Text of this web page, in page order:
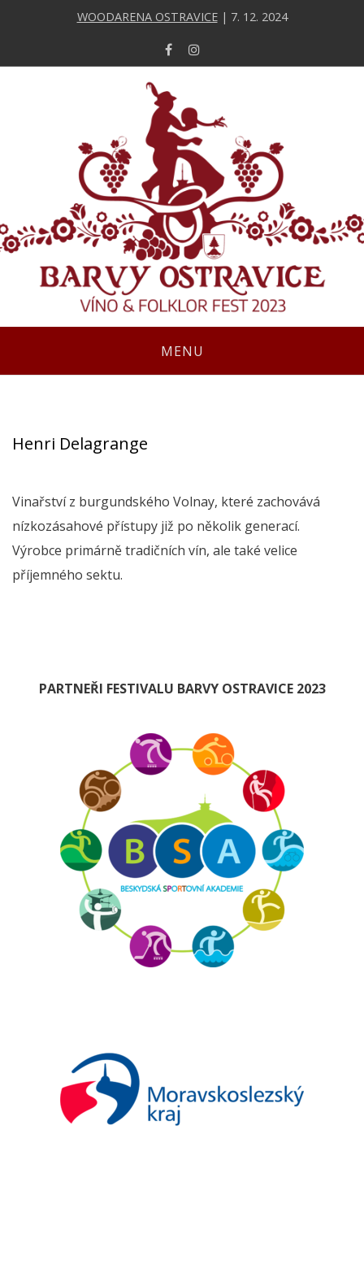
WOODARENA OSTRAVICE| 7. 12. 2024
MENU
Henri Delagrange
Vinařství z burgundského Volnay, které zachovává
nízkozásahové přístupy již po několik generací.
Výrobce primárně tradičních vín, ale také velice
příjemného sektu.
PARTNEŘI FESTIVALU BARVY OSTRAVICE 2023